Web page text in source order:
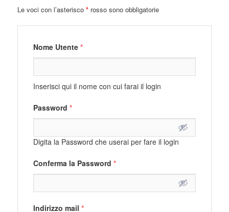
Le voci con l’asterisco* rosso sono obbligatorie
Nome Utente*
Inserisci qui il nome con cui farai il login
Password*
Digita la Password che userai per fare il login
Conferma la Password*
Indirizzo mail*